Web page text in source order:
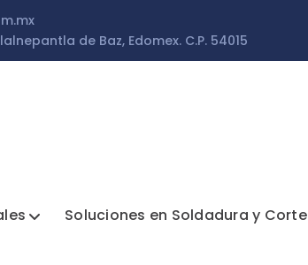
de Baz, Edomex. C.P. 54015
Soluciones en Soldadura y Corte